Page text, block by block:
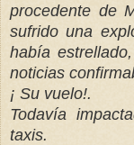
procedente de
sufrido una
había
noticias
¡ Su vuelo!.
Todavía
taxis.